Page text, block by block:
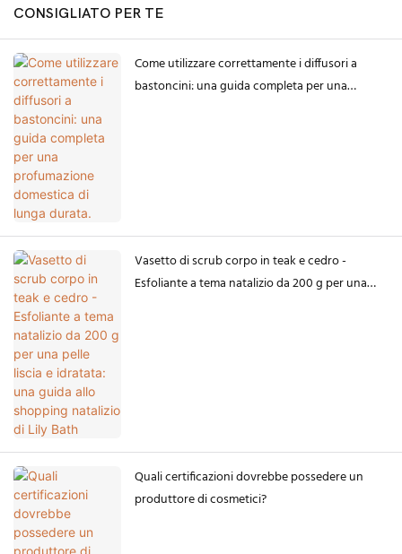
CONSIGLIATO PER TE
Come utilizzare correttamente i diffusori a
bastoncini: una guida completa per una
Vasetto di scrub corpo in teak e cedro -
Esfoliante a tema natalizio da 200 g per una
Quali certificazioni dovrebbe possedere un
produttore di cosmetici?